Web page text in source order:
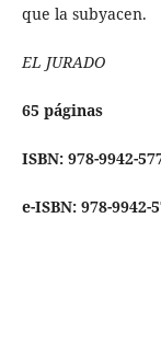
que la subyacen.
EL JURADO
65 páginas
ISBN: 978-9942-
e-ISBN: 978-9942-